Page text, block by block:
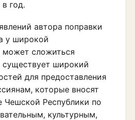
год.
автора поправки
у широкой
может сложиться
существует широкий
для предоставления
которые вносят
Чешской Республики по
культурным,